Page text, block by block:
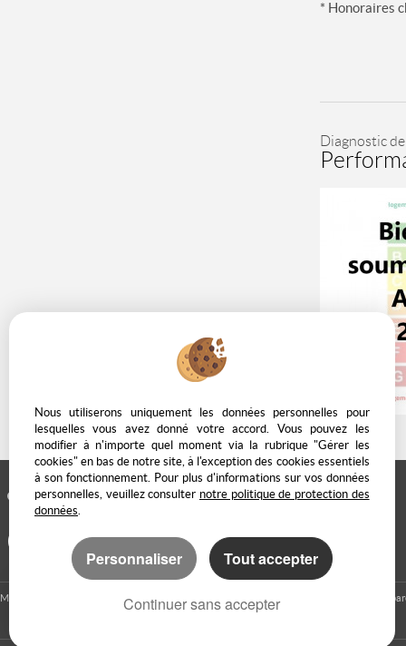
* Honoraires
Diagnostic de
AJOUTER AUX FAVORIS
Mentions Légales Politique de protection des données Notre
Nous utiliserons uniquement les données personnelles pour
lesquelles vous avez donné votre accord. Vous pouvez les
modifier à n'importe quel moment via la rubrique "Gérer les
cookies" en bas de notre site, à l'exception des cookies essentiels
à son fonctionnement. Pour plus d'informations sur vos données
personnelles, veuillez consulter notre politique de protection des
données.
Personnaliser Tout accepter
Continuer sans accepter